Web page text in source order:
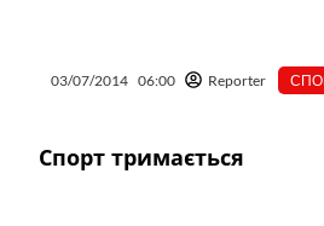
03/07/2014 06:00 Reporter
Спорт тримається